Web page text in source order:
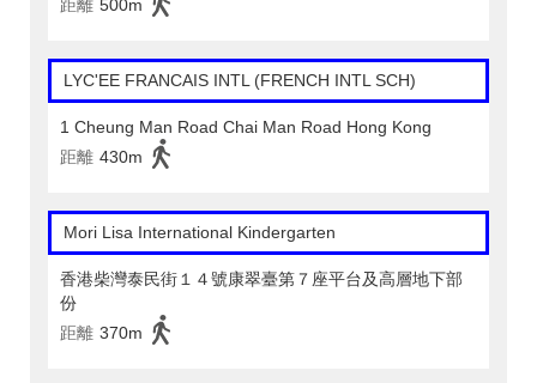
距離 500m
LYC'EE FRANCAIS INTL (FRENCH INTL SCH)
1 Cheung Man Road Chai Man Road Hong Kong
距離 430m
Mori Lisa International Kindergarten
香港柴灣泰民街１４號康翠臺第７座平台及高層地下部
份
距離 370m